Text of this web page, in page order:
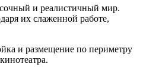
и реалистичный мир.
их слаженной работе,
и размещение по периметру